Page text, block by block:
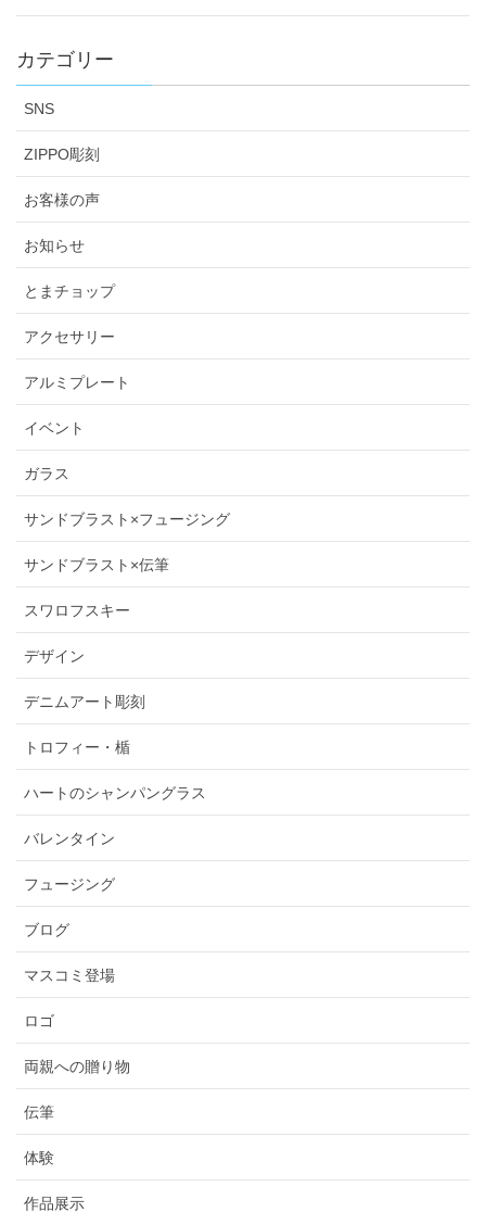
カテゴリー
SNS
ZIPPO彫刻
お客様の声
お知らせ
とまチョップ
アクセサリー
アルミプレート
イベント
ガラス
サンドブラスト×フュージング
サンドブラスト×伝筆
スワロフスキー
デザイン
デニムアート彫刻
トロフィー・楯
ハートのシャンパングラス
バレンタイン
フュージング
ブログ
マスコミ登場
ロゴ
両親への贈り物
伝筆
体験
作品展示